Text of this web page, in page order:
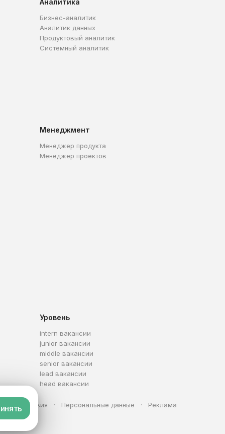
Аналитика
Бизнес-аналитик
Аналитик данных
Продуктовый аналитик
Системный аналитик
Менеджмент
Менеджер продукта
Менеджер проектов
Уровень
intern вакансии
junior вакансии
middle вакансии
senior вакансии
lead вакансии
head вакансии
Условия Персональные данные Реклама